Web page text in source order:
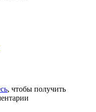
, чтобы получить